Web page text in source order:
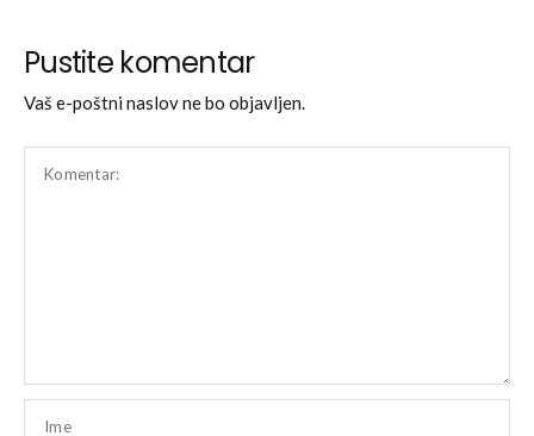
Pustite komentar
Vaš e-poštni naslov ne bo objavljen.
Komentar:
Ime